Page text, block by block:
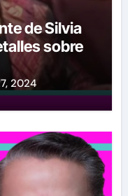
de Silvia
sobre
2024